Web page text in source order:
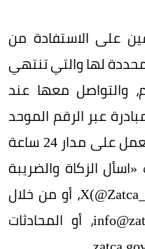
على الاستفادة من
لها والتي تنتهي
والتواصل معها عند
عبر الرقم الموحد
لمركز الاتصال 19993، الذي يعمل على مدار 24 ساعة
الزكاة والضريبة
والجمارك» على منصة X(@Zatca_Care، أو من خلال
البريد الإلكتروني info@zatca.gov.sa، أو المحادثات